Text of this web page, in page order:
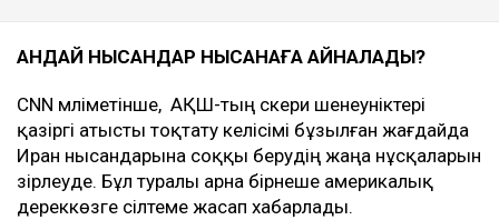
ҚАНДАЙ НЫСАНДАР НЫСАНАҒА АЙНАЛАДЫ?
CNN мәліметінше, АҚШ-тың әскери шенеуніктері
қазіргі атысты тоқтату келісімі бұзылған жағдайда
Иран нысандарына соққы берудің жаңа нұсқаларын
әзірлеуде. Бұл туралы арна бірнеше америкалық
дереккөзге сілтеме жасап хабарлады.